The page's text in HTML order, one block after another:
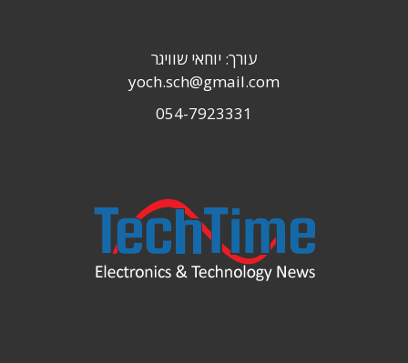
עורך: יוחאי שוויגר
yoch.sch@gmail.com
054-7923331